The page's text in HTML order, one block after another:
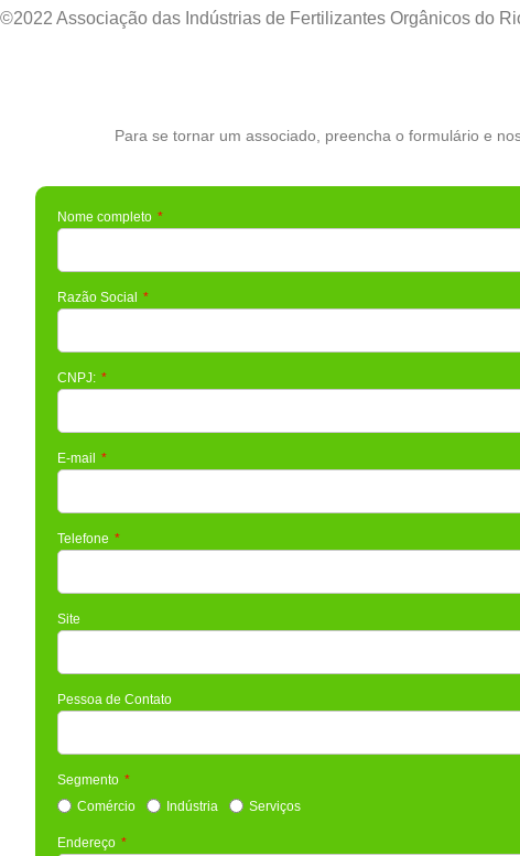
©2022 Associação das Indústrias de Fertilizantes Orgânicos do
Para se tornar um associado, preencha o formulário e
Nome completo
Razão Social
CNPJ:
E-mail
Telefone
Site
Pessoa de Contato
Segmento
Comércio
Indústria Serviços
Endereço